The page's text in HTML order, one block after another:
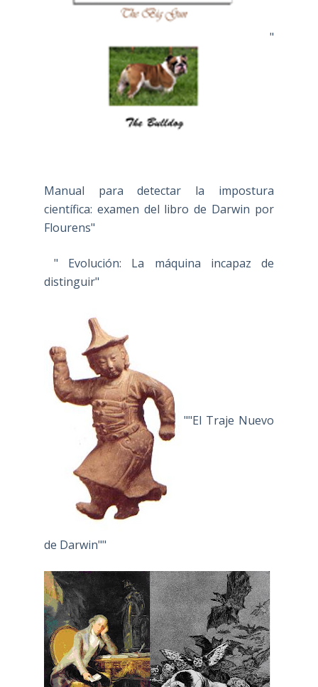
"
Manual para detectar la impostura
científica: examen del libro de Darwin por
Flourens"
" Evolución: La máquina incapaz de
distinguir"
""El Traje Nuevo
de Darwin""